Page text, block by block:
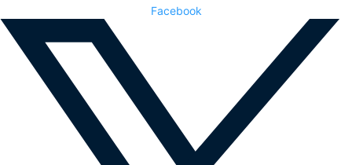
Facebook